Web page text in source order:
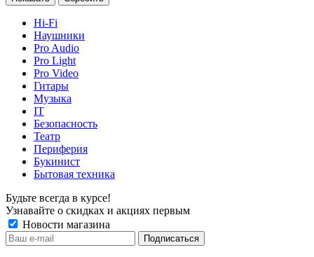
Hi-Fi
Наушники
Pro Audio
Pro Light
Pro Video
Гитары
Музыка
IT
Безопасность
Театр
Периферия
Букинист
Бытовая техника
Будьте всегда в курсе!
Узнавайте о скидках и акциях первым
Новости магазина